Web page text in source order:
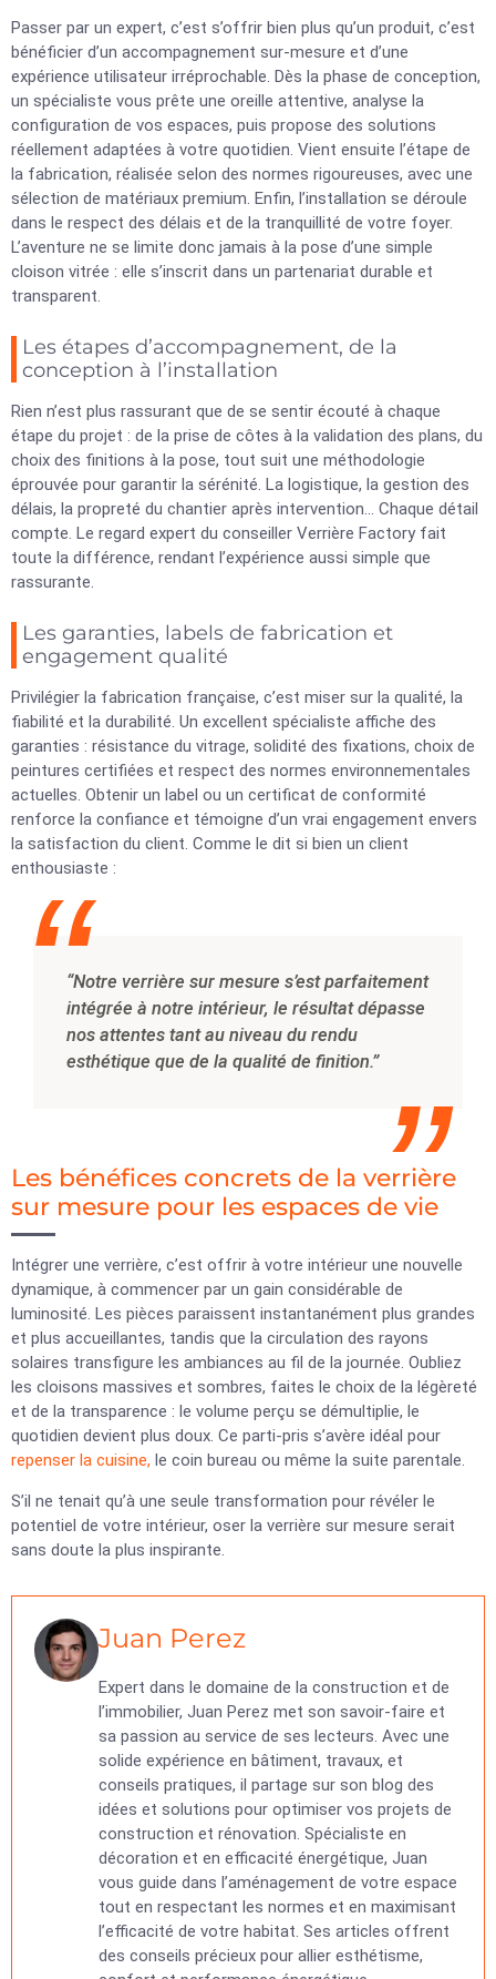
Passer par un expert, c’est s’offrir bien plus qu’un produit, c’est
bénéficier d’un accompagnement sur-mesure et d’une
expérience utilisateur irréprochable. Dès la phase de conception,
un spécialiste vous prête une oreille attentive, analyse la
configuration de vos espaces, puis propose des solutions
réellement adaptées à votre quotidien. Vient ensuite l’étape de
la fabrication, réalisée selon des normes rigoureuses, avec une
sélection de matériaux premium. Enfin, l’installation se déroule
dans le respect des délais et de la tranquillité de votre foyer.
L’aventure ne se limite donc jamais à la pose d’une simple
cloison vitrée : elle s’inscrit dans un partenariat durable et
transparent.
Les étapes d’accompagnement, de la
conception à l’installation
Rien n’est plus rassurant que de se sentir écouté à chaque
étape du projet : de la prise de côtes à la validation des plans, du
choix des finitions à la pose, tout suit une méthodologie
éprouvée pour garantir la sérénité. La logistique, la gestion des
délais, la propreté du chantier après intervention… Chaque détail
compte. Le regard expert du conseiller Verrière Factory fait
toute la différence, rendant l’expérience aussi simple que
rassurante.
Les garanties, labels de fabrication et
engagement qualité
Privilégier la fabrication française, c’est miser sur la qualité, la
fiabilité et la durabilité. Un excellent spécialiste affiche des
garanties : résistance du vitrage, solidité des fixations, choix de
peintures certifiées et respect des normes environnementales
actuelles. Obtenir un label ou un certificat de conformité
renforce la confiance et témoigne d’un vrai engagement envers
la satisfaction du client. Comme le dit si bien un client
enthousiaste :
“Notre verrière sur mesure s’est parfaitement
intégrée à notre intérieur, le résultat dépasse
nos attentes tant au niveau du rendu
esthétique que de la qualité de finition.”
Les bénéfices concrets de la verrière
sur mesure pour les espaces de vie
Intégrer une verrière, c’est offrir à votre intérieur une nouvelle
dynamique, à commencer par un gain considérable de
luminosité. Les pièces paraissent instantanément plus grandes
et plus accueillantes, tandis que la circulation des rayons
solaires transfigure les ambiances au fil de la journée. Oubliez
les cloisons massives et sombres, faites le choix de la légèreté
et de la transparence : le volume perçu se démultiplie, le
quotidien devient plus doux. Ce parti-pris s’avère idéal pour
repenser la cuisine, le coin bureau ou même la suite parentale.
S’il ne tenait qu’à une seule transformation pour révéler le
potentiel de votre intérieur, oser la verrière sur mesure serait
sans doute la plus inspirante.
Juan Perez
Expert dans le domaine de la construction et de
l’immobilier, Juan Perez met son savoir-faire et
sa passion au service de ses lecteurs. Avec une
solide expérience en bâtiment, travaux, et
conseils pratiques, il partage sur son blog des
idées et solutions pour optimiser vos projets de
construction et rénovation. Spécialiste en
décoration et en efficacité énergétique, Juan
vous guide dans l’aménagement de votre espace
tout en respectant les normes et en maximisant
l’efficacité de votre habitat. Ses articles offrent
des conseils précieux pour allier esthétisme,